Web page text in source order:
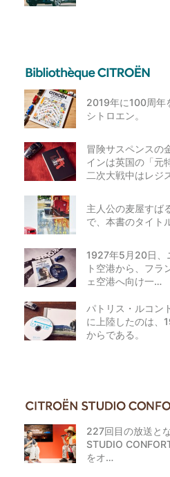
2019年に100周年
シトロエン。
冒険サスペンスの
インは英国の「元
二次大戦中はレジ
主人公の麦屋すば
で、本書のタイト
1927年5月20日、
ト空港から、フラ
ェ空港へ向け一…
パトリス・ルコン
に上陸したのは、
からである。
227回目の放送と
STUDIO
をオ…